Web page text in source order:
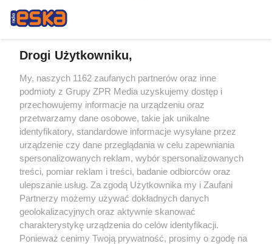
Drogi Użytkowniku,
My, naszych 1162 zaufanych partnerów oraz inne
podmioty z Grupy ZPR Media uzyskujemy dostęp i
przechowujemy informacje na urządzeniu oraz
przetwarzamy dane osobowe, takie jak unikalne
identyfikatory, standardowe informacje wysyłane przez
urządzenie czy dane przeglądania w celu zapewniania
spersonalizowanych reklam, wybór spersonalizowanych
treści, pomiar reklam i treści, badanie odbiorców oraz
ulepszanie usług. Za zgodą Użytkownika my i Zaufani
Partnerzy możemy używać dokładnych danych
geolokalizacyjnych oraz aktywnie skanować
charakterystykę urządzenia do celów identyfikacji.
Ponieważ cenimy Twoją prywatność, prosimy o zgodę na